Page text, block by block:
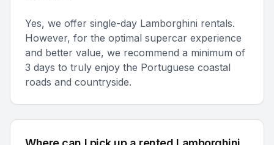
Yes, we offer single-day Lamborghini rentals.
However, for the optimal supercar experience
and better value, we recommend a minimum of
3 days to truly enjoy the Portuguese coastal
roads and countryside.